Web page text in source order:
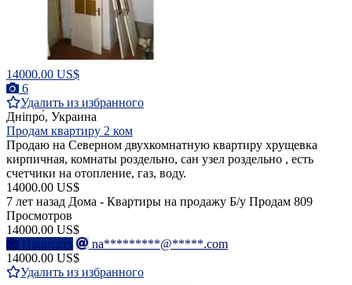
14000.00 US$
6
Удалить из избранного
Дніпро́, Украина
Продам квартиру 2 ком
Продаю на Северном двухкомнатную квартиру хрущевка
кирпичная, комнаты роздельно, сан узел роздельно , есть
счетчики на отопление, газ, воду.
14000.00 US$
7 лет назад Дома - Квартиры на продажу Б/у Продам 809
Просмотров
14000.00 US$
Написать
na*********@*****.com
14000.00 US$
Удалить из избранного